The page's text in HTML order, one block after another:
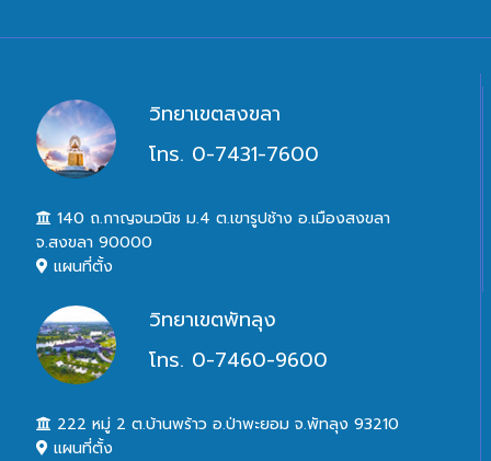
วิทยาเขตสงขลา
โทร. 0-7431-7600
140 ถ.กาญจนวนิช ม.4 ต.เขารูปช้าง อ.เมืองสงขลา
จ.สงขลา 90000
แผนที่ตั้ง
วิทยาเขตพัทลุง
โทร. 0-7460-9600
222 หมู่ 2 ต.บ้านพร้าว อ.ป่าพะยอม จ.พัทลุง 93210
แผนที่ตั้ง